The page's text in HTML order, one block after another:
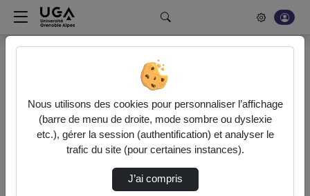
Rechercher un média sur POD
144 vidéos trouvées
Audio Vidéo Statistiques de vues
Nous utilisons des cookies pour personnaliser l’affichage
(barre de menu de droite, mode sombre ou dyslexie
etc.), gérer la session (authentification) et analyser le
trafic du site (pour certaines instances).
J’ai compris